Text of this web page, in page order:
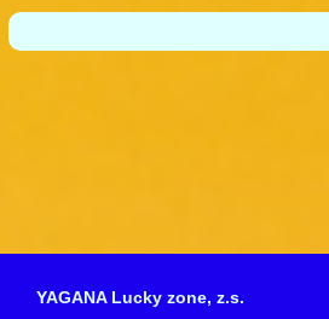
YAGANA Lucky zone, z.s.